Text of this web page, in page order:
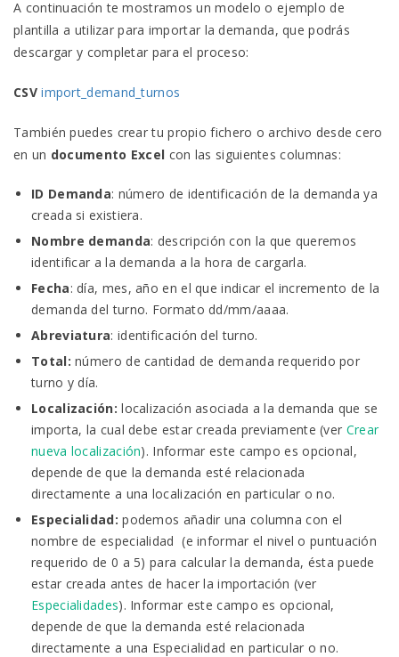
A continuación te mostramos un modelo o ejemplo de
plantilla a utilizar para importar la demanda, que podrás
descargar y completar para el proceso:
CSV import_demand_turnos
También puedes crear tu propio fichero o archivo desde cero
en un documento Excel con las siguientes columnas:
ID Demanda: número de identificación de la demanda ya
creada si existiera.
Nombre demanda: descripción con la que queremos
identificar a la demanda a la hora de cargarla.
Fecha: día, mes, año en el que indicar el incremento de la
demanda del turno. Formato dd/mm/aaaa.
Abreviatura: identificación del turno.
Total: número de cantidad de demanda requerido por
turno y día.
Localización:localización asociada a la demanda que se
importa, la cual debe estar creada previamente (ver Crear
nueva localización). Informar este campo es opcional,
depende de que la demanda esté relacionada
directamente a una localización en particular o no.
Especialidad:podemos añadir una columna con el
nombre de especialidad (e informar el nivel o puntuación
requerido de 0 a 5) para calcular la demanda, ésta puede
estar creada antes de hacer la importación (ver
Especialidades). Informar este campo es opcional,
depende de que la demanda esté relacionada
directamente a una Especialidad en particular o no.